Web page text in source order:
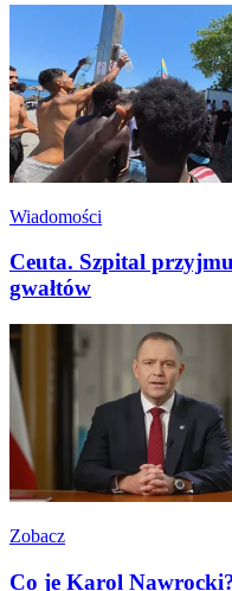
Wiadomości
Ceuta. Szpital
gwałtów
Zobacz
Co je Karol